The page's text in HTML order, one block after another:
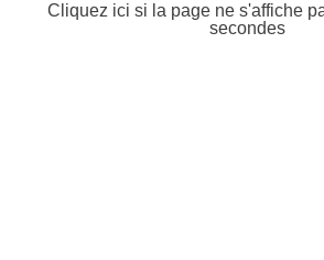
Cliquez ici si la page ne s'affiche
secondes